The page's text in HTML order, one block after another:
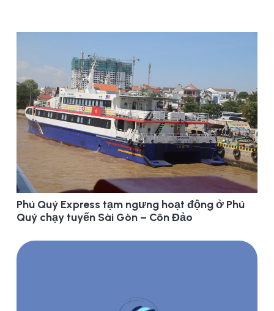
Phú Quý Express tạm ngưng hoạt động ở Phú
Quý chạy tuyến Sài Gòn – Côn Đảo